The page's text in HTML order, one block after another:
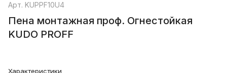
Арт. KUPPF10U4
Пена монтажная проф. Огнестойкая
KUDO PROFF
Характеристики